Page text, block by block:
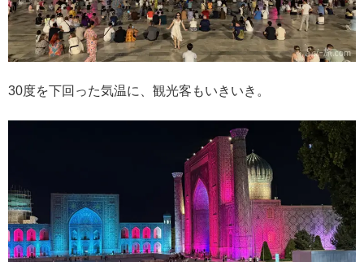
30度を下回った気温に、観光客もいきいき。